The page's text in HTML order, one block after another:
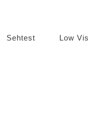
Sehtest Low